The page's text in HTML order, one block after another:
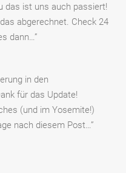
das ist uns auch passiert!
abgerechnet. Check 24
dann…”
in den
für das Update!
(und im Yosemite!)
nach diesem Post…”